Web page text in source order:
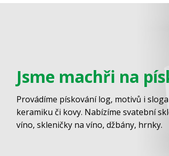
Jsme machři na
Provádíme pískování log, motivů i
keramiku či kovy. Nabízíme svatební
víno, skleničky na víno, džbány, hrnky.